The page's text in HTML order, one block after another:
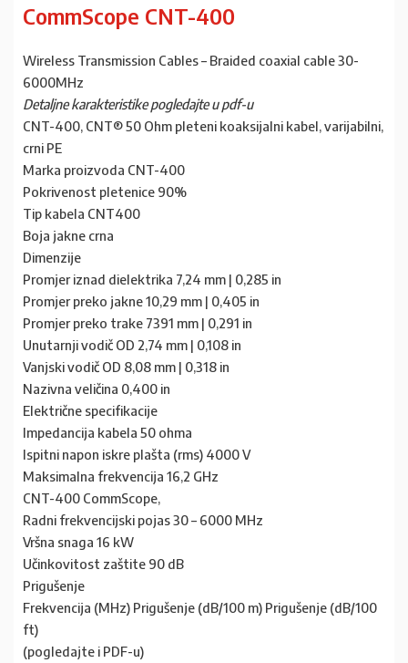
CommScope CNT-400
Wireless Transmission Cables – Braided coaxial cable 30-
6000MHz
Detaljne karakteristike pogledajte u pdf-u
CNT-400, CNT® 50 Ohm pleteni koaksijalni kabel, varijabilni,
crni PE
Marka proizvoda CNT-400
Pokrivenost pletenice 90%
Tip kabela CNT400
Boja jakne crna
Dimenzije
Promjer iznad dielektrika 7,24 mm | 0,285 in
Promjer preko jakne 10,29 mm | 0,405 in
Promjer preko trake 7391 mm | 0,291 in
Unutarnji vodič OD 2,74 mm | 0,108 in
Vanjski vodič OD 8,08 mm | 0,318 in
Nazivna veličina 0,400 in
Električne specifikacije
Impedancija kabela 50 ohma
Ispitni napon iskre plašta (rms) 4000 V
Maksimalna frekvencija 16,2 GHz
CNT-400 CommScope,
Radni frekvencijski pojas 30 – 6000 MHz
Vršna snaga 16 kW
Učinkovitost zaštite 90 dB
Prigušenje
Frekvencija (MHz) Prigušenje (dB/100 m) Prigušenje (dB/100
ft)
(pogledajte i PDF-u)